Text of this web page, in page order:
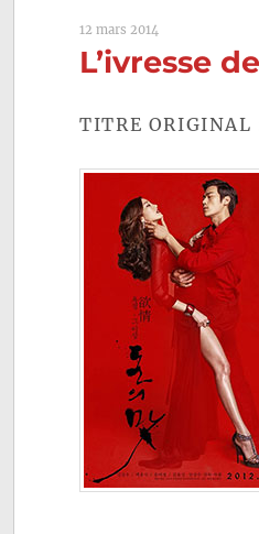
12 mars 2014
L’ivresse
TITRE